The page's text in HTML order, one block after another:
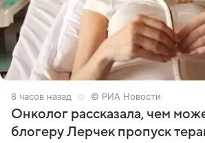
8 часов назад © РИА Новости
Онколог рассказала, чем
блогеру Лерчек пропуск